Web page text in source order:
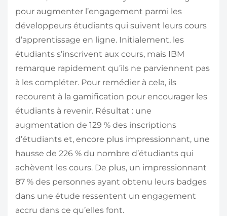
pour augmenter l’engagement parmi les
développeurs étudiants qui suivent leurs cours
d’apprentissage en ligne. Initialement, les
étudiants s’inscrivent aux cours, mais IBM
remarque rapidement qu’ils ne parviennent pas
à les compléter. Pour remédier à cela, ils
recourent à la gamification pour encourager les
étudiants à revenir. Résultat : une
augmentation de 129 % des inscriptions
d’étudiants et, encore plus impressionnant, une
hausse de 226 % du nombre d’étudiants qui
achèvent les cours. De plus, un impressionnant
87 % des personnes ayant obtenu leurs badges
dans une étude ressentent un engagement
accru dans ce qu’elles font.